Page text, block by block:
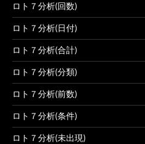
ロト７分析(回数)
ロト７分析(日付)
ロト７分析(合計)
ロト７分析(分類)
ロト７分析(前数)
ロト７分析(条件)
ロト７分析(未出現)